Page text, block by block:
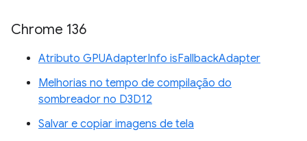
Chrome 136
Atributo GPUAdapterInfo isFallbackAdapter
Melhorias no tempo de compilação do
sombreador no D3D12
Salvar e copiar imagens de tela